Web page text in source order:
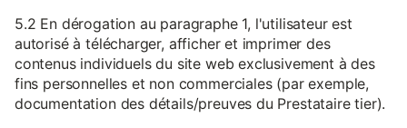
5.2 En dérogation au paragraphe 1, l'utilisateur est
autorisé à télécharger, afficher et imprimer des
contenus individuels du site web exclusivement à des
fins personnelles et non commerciales (par exemple,
documentation des détails/preuves du Prestataire tier).